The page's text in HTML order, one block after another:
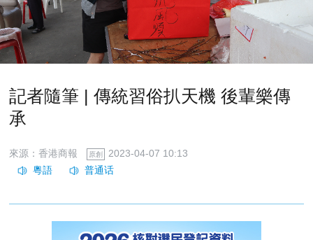
記者隨筆 | 傳統習俗扒天機 後輩樂傳
承
來源：香港商報 原創 2023-04-07 10:13